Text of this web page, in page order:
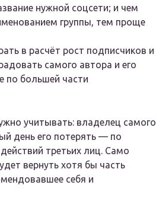
нужной соцсети; и чем
группы, тем проще
в расчёт рост подписчиков и
самого автора и его
по большей части
учитывать: владелец самого
день его потерять — по
третьих лиц. Само
вернуть хотя бы часть
себя и